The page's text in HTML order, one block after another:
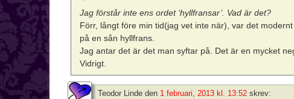
Jag förstår inte ens ordet ‘hyllfransar’. Vad är det?
Förr, långt före min tid(jag vet inte när), var det
på en sån hyllfrans.
Jag antar det är det man syftar på. Det är en mycket
Vidrigt.
Teodor Linde den 1 februari, 2013 kl. 13:52 skrev: